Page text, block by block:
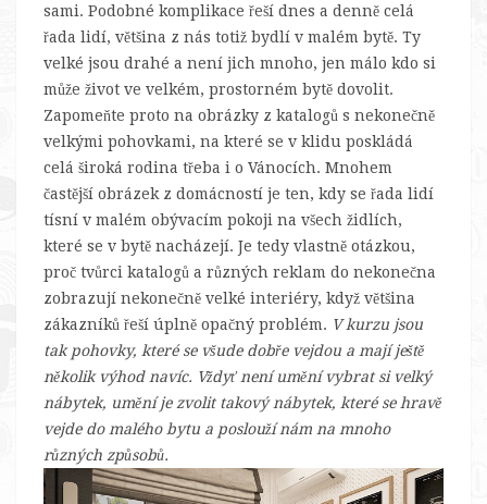
sami. Podobné komplikace řeší dnes a denně celá
řada lidí, většina z nás totiž bydlí v malém bytě. Ty
velké jsou drahé a není jich mnoho, jen málo kdo si
může život ve velkém, prostorném bytě dovolit.
Zapomeňte proto na obrázky z katalogů s nekonečně
velkými pohovkami, na které se v klidu poskládá
celá široká rodina třeba i o Vánocích. Mnohem
častější obrázek z domácností je ten, kdy se řada lidí
tísní v malém obývacím pokoji na všech židlích,
které se v bytě nacházejí. Je tedy vlastně otázkou,
proč tvůrci katalogů a různých reklam do nekonečna
zobrazují nekonečně velké interiéry, když většina
zákazníků řeší úplně opačný problém. V kurzu jsou
tak pohovky, které se všude dobře vejdou a mají ještě
několik výhod navíc. Vždyť není umění vybrat si velký
nábytek, umění je zvolit takový nábytek, které se hravě
vejde do malého bytu a poslouží nám na mnoho
různých způsobů.